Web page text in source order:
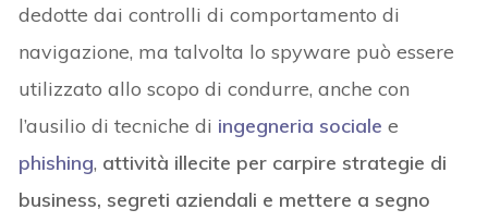
dedotte dai controlli di comportamento di
navigazione, ma talvolta lo spyware può essere
utilizzato allo scopo di condurre, anche con
l’ausilio di tecniche di ingegneria sociale e
phishing, attività illecite per carpire strategie di
business, segreti aziendali e mettere a segno